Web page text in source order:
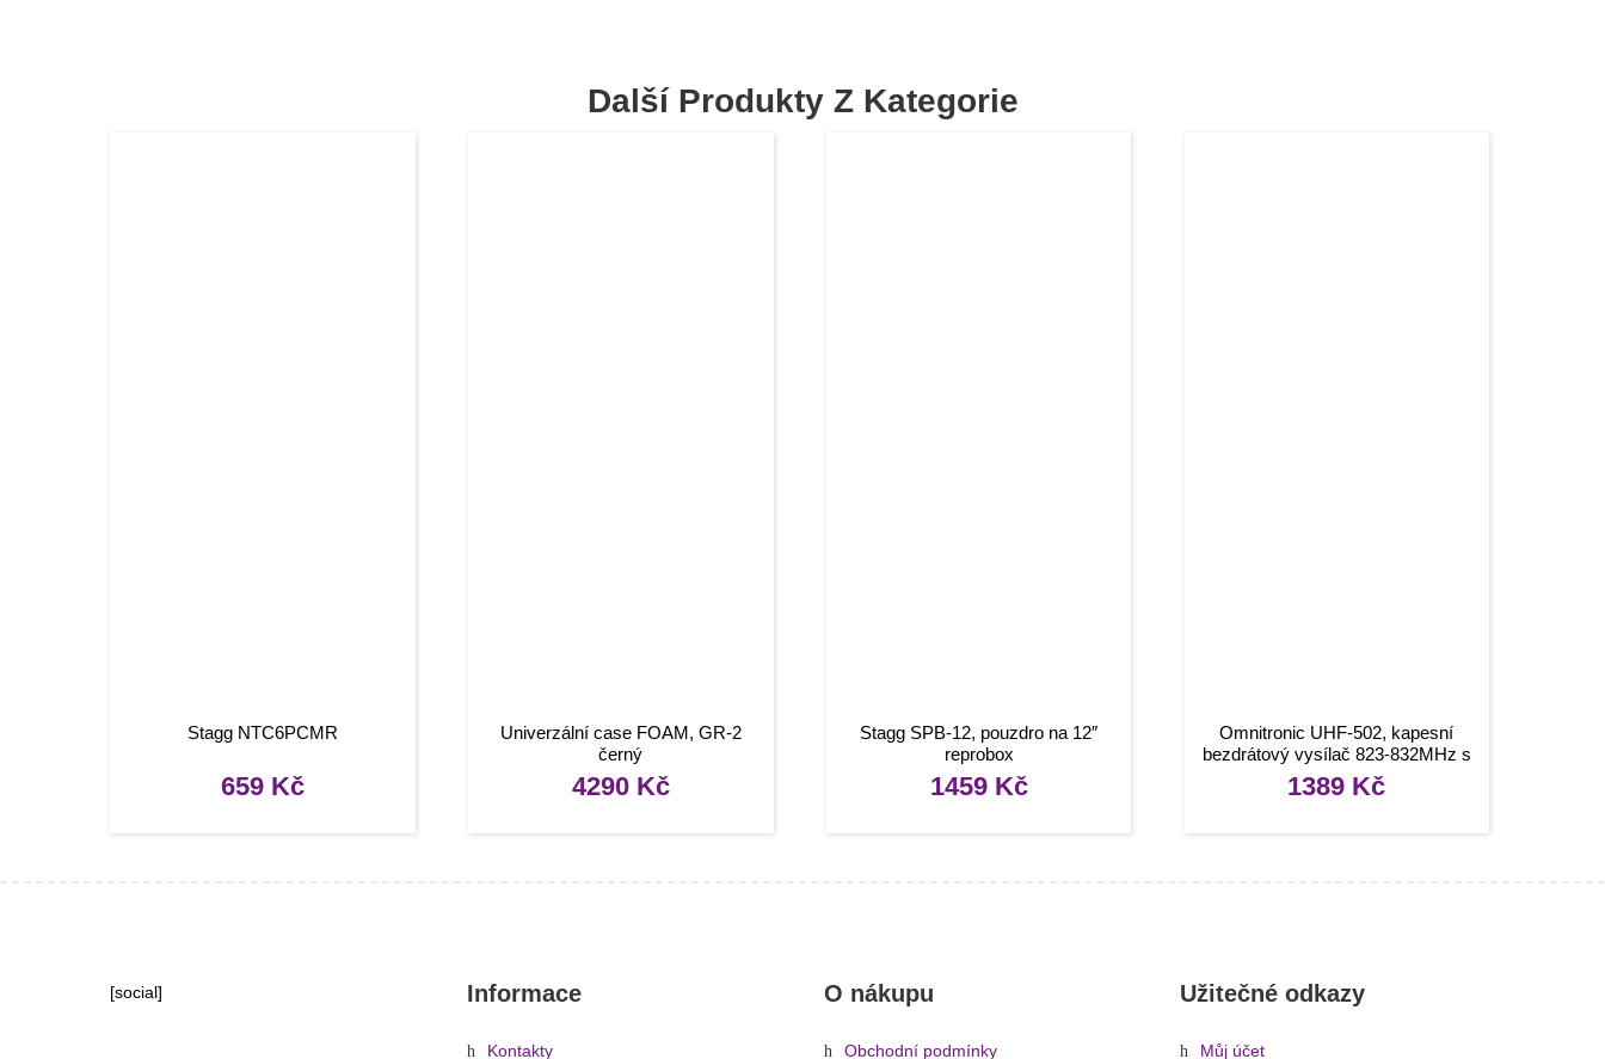
Další Produkty Z Kategorie
Stagg NTC6PCMR
659 Kč
Univerzální case FOAM, GR-2
černý
4290 Kč
Stagg SPB-12, pouzdro na 12″
reprobox
1459 Kč
Omnitronic UHF-502, kapesní
bezdrátový vysílač 823-832MHz s
klopovým mikrofonem
1389 Kč
[social] Informace
Kontakty
O nákupu
Obchodní podmínky
Užitečné odkazy
Můj účet